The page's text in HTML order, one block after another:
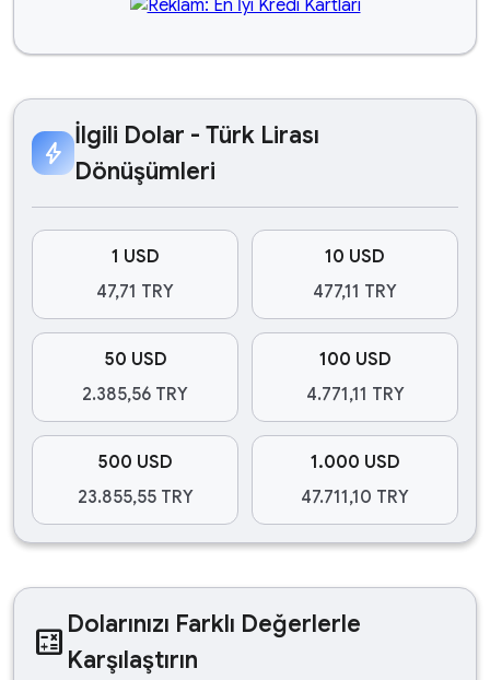
bolt
İlgili Dolar - Türk Lirası
Dönüşümleri
1 USD
47,71 TRY
10 USD
477,11 TRY
50 USD
2.385,56 TRY
100 USD
4.771,11 TRY
500 USD
23.855,55 TRY
1.000 USD
47.711,10 TRY
calculate Dolarınızı Farklı Değerlerle
Karşılaştırın